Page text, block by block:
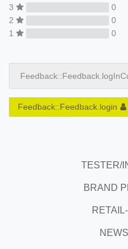
3
0
2
0
1
0
Feedback::Feedback.login
TESTER/
BRAND